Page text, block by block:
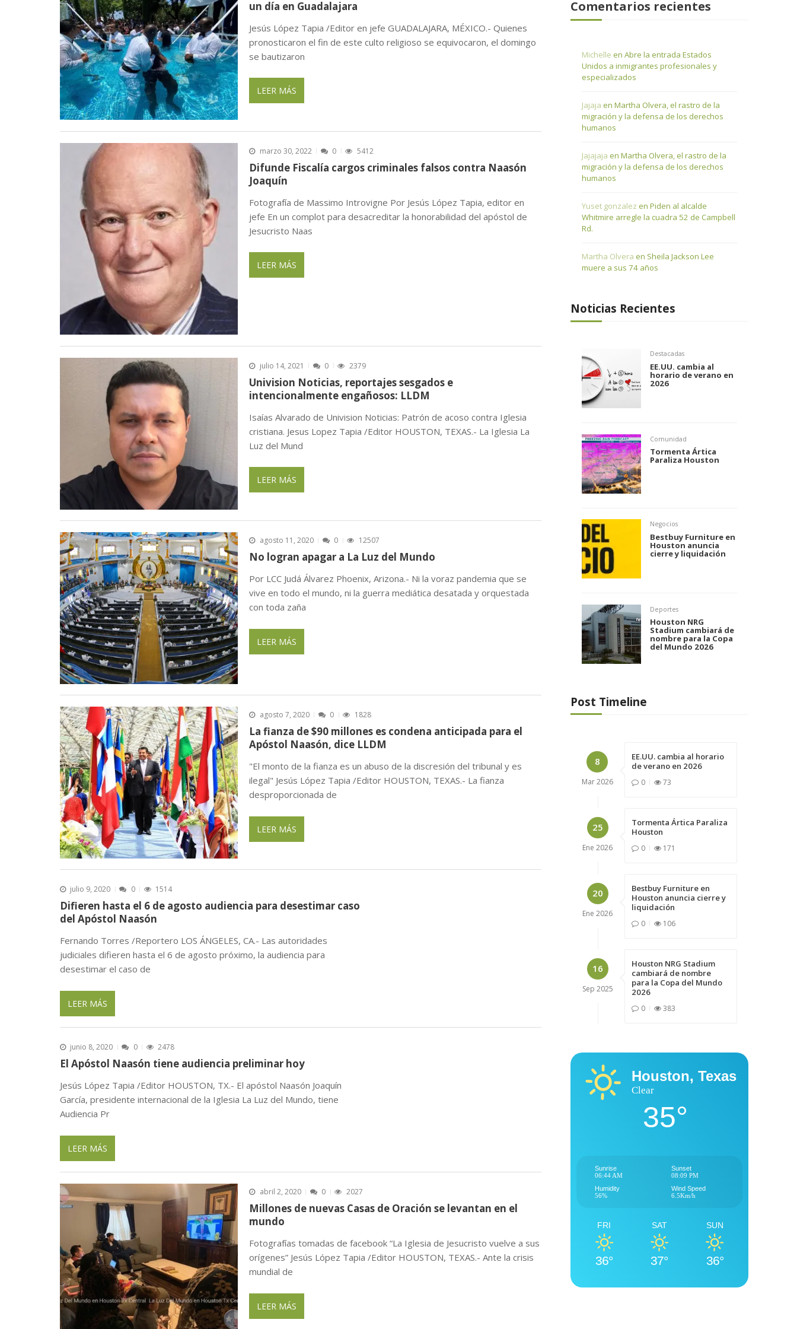
un día en Guadalajara
Jesús López Tapia /Editor en jefe GUADALAJARA, MÉXICO.- Quienes
pronosticaron el fin de este culto religioso se equivocaron, el domingo
se bautizaron
LEER MÁS
marzo 30, 2022 0 5412
Difunde Fiscalía cargos criminales falsos contra Naasón
Joaquín
Fotografía de Massimo Introvigne Por Jesús López Tapia, editor en
jefe En un complot para desacreditar la honorabilidad del apóstol de
Jesucristo Naas
LEER MÁS
julio 14, 2021 0 2379
Univision Noticias, reportajes sesgados e
intencionalmente engañosos: LLDM
Isaías Alvarado de Univision Noticias: Patrón de acoso contra Iglesia
cristiana. Jesus Lopez Tapia /Editor HOUSTON, TEXAS.- La Iglesia La
Luz del Mund
LEER MÁS
agosto 11, 2020 0 12507
No logran apagar a La Luz del Mundo
Por LCC Judá Álvarez Phoenix, Arizona.- Ni la voraz pandemia que se
vive en todo el mundo, ni la guerra mediática desatada y orquestada
con toda zaña
LEER MÁS
agosto 7, 2020 0 1828
La fianza de $90 millones es condena anticipada para el
Apóstol Naasón, dice LLDM
"El monto de la fianza es un abuso de la discresión del tribunal y es
ilegal" Jesús López Tapia /Editor HOUSTON, TEXAS.- La fianza
desproporcionada de
LEER MÁS
julio 9, 2020 0 1514
Difieren hasta el 6 de agosto audiencia para desestimar caso
del Apóstol Naasón
Fernando Torres /Reportero LOS ÁNGELES, CA.- Las autoridades
judiciales difieren hasta el 6 de agosto próximo, la audiencia para
desestimar el caso de
LEER MÁS
junio 8, 2020 0 2478
El Apóstol Naasón tiene audiencia preliminar hoy
Jesús López Tapia /Editor HOUSTON, TX.- El apóstol Naasón Joaquín
García, presidente internacional de la Iglesia La Luz del Mundo, tiene
Audiencia Pr
LEER MÁS
abril 2, 2020 0 2027
Millones de nuevas Casas de Oración se levantan en el
mundo
Fotografías tomadas de facebook “La Iglesia de Jesucristo vuelve a sus
orígenes” Jesús López Tapia /Editor HOUSTON, TEXAS.- Ante la crisis
mundial de
LEER MÁS
Comentarios recientes
Michelle en Abre la entrada Estados
Unidos a inmigrantes profesionales y
especializados
Jajaja en Martha Olvera, el rastro de la
migración y la defensa de los derechos
humanos
Jajajaja en Martha Olvera, el rastro de la
migración y la defensa de los derechos
humanos
Yuset gonzalez en Piden al alcalde
Whitmire arregle la cuadra 52 de Campbell
Rd.
Martha Olvera en Sheila Jackson Lee
muere a sus 74 años
Noticias Recientes
Destacadas
EE.UU. cambia al
horario de verano en
2026
Comunidad
Tormenta Ártica
Paraliza Houston
Negocios
Bestbuy Furniture en
Houston anuncia
cierre y liquidación
Deportes
Houston NRG
Stadium cambiará de
nombre para la Copa
del Mundo 2026
Post Timeline
8
Mar2026
EE.UU. cambia al horario
de verano en 2026
0 73
25
Ene 2026
Tormenta Ártica Paraliza
Houston
0 171
20
Ene 2026
Bestbuy Furniture en
Houston anuncia cierre y
liquidación
0 106
16
Sep 2025
Houston NRG Stadium
cambiará de nombre
para la Copa del Mundo
2026
0 383
Houston, Texas
Clear
35°
Sunrise
06:44 AM
Sunset
08:09 PM
Humidity
56%
Wind Speed
6.5Km/h
FRI
36°
SAT
37°
SUN
36°